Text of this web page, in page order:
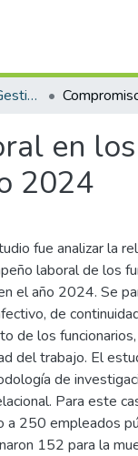
E.P. Administración y Gestión Pública
en
2024
fue analizar la
laboral de los
el año 2024. Se
de
de los
del trabajo. El
de
Para este
a 250 empleados
152 para la